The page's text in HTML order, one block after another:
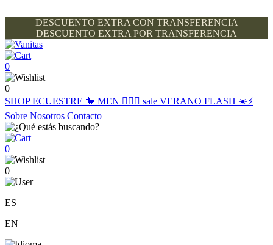
DESCUENTO EXTRA CON TRANSFERENCIA
DESCUENTO EXTRA POR TRANSFERENCIA
0
0
SHOPECUESTRE 🐎 MEN 🙋🏽‍♂️ sale VERANO FLASH ☀️⚡️
Sobre Nosotros Contacto
0
0
ES
EN